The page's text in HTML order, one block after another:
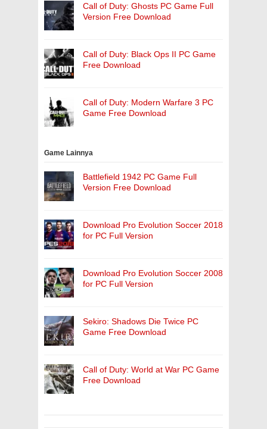
Call of Duty: Ghosts PC Game Full
Version Free Download
Call of Duty: Black Ops II PC Game
Free Download
Call of Duty: Modern Warfare 3 PC
Game Free Download
Game Lainnya
Battlefield 1942 PC Game Full
Version Free Download
Download Pro Evolution Soccer 2018
for PC Full Version
Download Pro Evolution Soccer 2008
for PC Full Version
Sekiro: Shadows Die Twice PC
Game Free Download
Call of Duty: World at War PC Game
Free Download